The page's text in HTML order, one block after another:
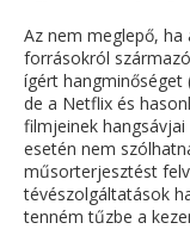
Az nem meglepő,
forrásokról
ígért hangminőséget
de a Netflix és
filmjeinek
esetén nem
műsorterjesztést
tévészolgáltatások
tenném tűzbe a